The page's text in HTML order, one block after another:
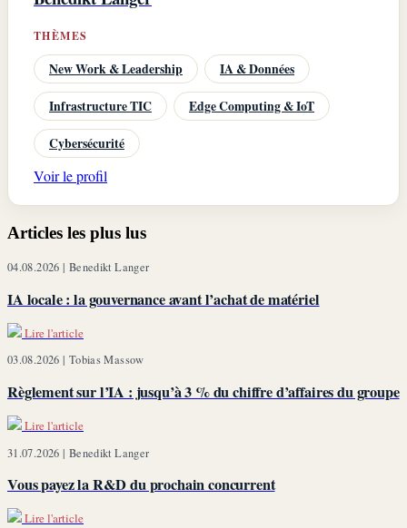
THÈMES
New Work & Leadership IA & Données
Infrastructure TIC Edge Computing & IoT
Cybersécurité
Voir le profil
Articles les plus lus
04.08.2026 | Benedikt Langer
IA locale : la gouvernance avant l’achat de matériel
Lire l'article
03.08.2026 | Tobias Massow
Règlement sur l’IA : jusqu’à 3 % du chiffre d’affaires du groupe
Lire l'article
31.07.2026 | Benedikt Langer
Vous payez la R&D du prochain concurrent
Lire l'article